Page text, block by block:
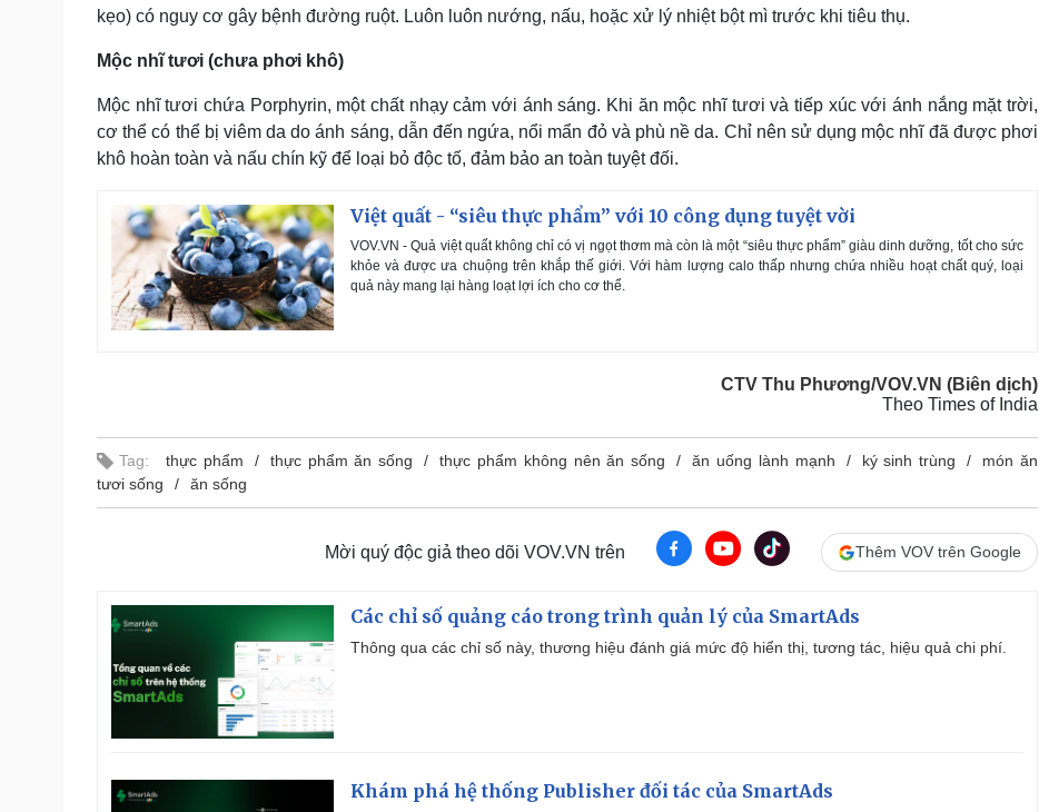
kẹo) có nguy cơ gây bệnh đường ruột. Luôn luôn nướng, nấu, hoặc xử lý nhiệt bột mì trước khi tiêu thụ.
Mộc nhĩ tươi (chưa phơi khô)
Mộc nhĩ tươi chứa Porphyrin, một chất nhạy cảm với ánh sáng. Khi ăn mộc nhĩ tươi và tiếp xúc với ánh nắng mặt trời,
cơ thể có thể bị viêm da do ánh sáng, dẫn đến ngứa, nổi mẩn đỏ và phù nề da. Chỉ nên sử dụng mộc nhĩ đã được phơi
khô hoàn toàn và nấu chín kỹ để loại bỏ độc tố, đảm bảo an toàn tuyệt đối.
Việt quất - “siêu thực phẩm” với 10 công dụng tuyệt vời
VOV.VN - Quả việt quất không chỉ có vị ngọt thơm mà còn là một “siêu thực phẩm” giàu dinh dưỡng, tốt cho sức
khỏe và được ưa chuộng trên khắp thế giới. Với hàm lượng calo thấp nhưng chứa nhiều hoạt chất quý, loại
quả này mang lại hàng loạt lợi ích cho cơ thể.
CTV Thu Phương/VOV.VN (Biên dịch)
Theo Times of India
Tag: thực phẩm thực phẩm ăn sống thực phẩm không nên ăn sống ăn uống lành mạnh ký sinh trùng
món ăn
tươi sống
ăn sống
Mời quý độc giả theo dõi VOV.VN trên Thêm VOV trên Google
Các chỉ số quảng cáo trong trình quản lý của SmartAds
Thông qua các chỉ số này, thương hiệu đánh giá mức độ hiển thị, tương tác, hiệu quả chi phí.
Khám phá hệ thống Publisher đối tác của SmartAds